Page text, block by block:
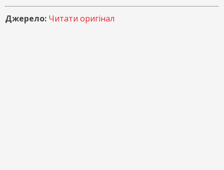
Джерело: Читати оригінал